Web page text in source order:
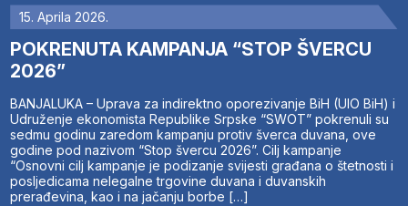
15. Aprila 2026.
POKRENUTA KAMPANJA “STOP ŠVERCU
2026”
BANJALUKA – Uprava za indirektno oporezivanje BiH (UIO BiH) i
Udruženje ekonomista Republike Srpske “SWOT” pokrenuli su
sedmu godinu zaredom kampanju protiv šverca duvana, ove
godine pod nazivom “Stop švercu 2026”. Cilj kampanje
“Osnovni cilj kampanje je podizanje svijesti građana o štetnosti i
posljedicama nelegalne trgovine duvana i duvanskih
prerađevina, kao i na jačanju borbe […]